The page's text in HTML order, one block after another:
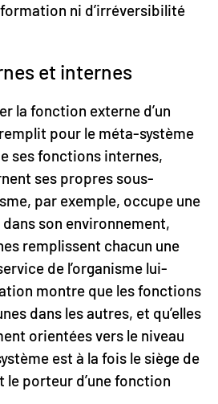
ni d’irréversibilité
et internes
la fonction externe d’un
remplit pour le méta-système
ses fonctions internes,
ses propres sous-
par exemple, occupe une
son environnement,
remplissent chacun une
de l’organisme lui-
montre que les fonctions
dans les autres, et qu’elles
orientées vers le niveau
est à la fois le siège de
porteur d’une fonction